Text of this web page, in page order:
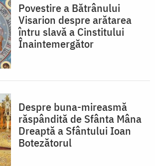
Povestire a Bătrânului
Visarion despre arătarea
întru slavă a Cinstitului
Înaintemergător
Despre buna-mireasmă
răspândită de Sfânta Mâna
Dreaptă a Sfântului Ioan
Botezătorul